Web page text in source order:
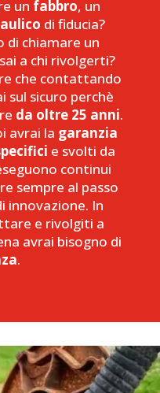
un fabbro, un
di fiducia?
di chiamare un
a chi rivolgerti?
che contattando
sul sicuro perchè
da oltre 25 anni.
avrai la garanzia
e svolti da
continui
sempre al passo
innovazione. In
e rivolgiti a
avrai bisogno di
.